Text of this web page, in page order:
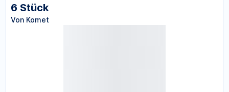
6 Stück
Von Komet